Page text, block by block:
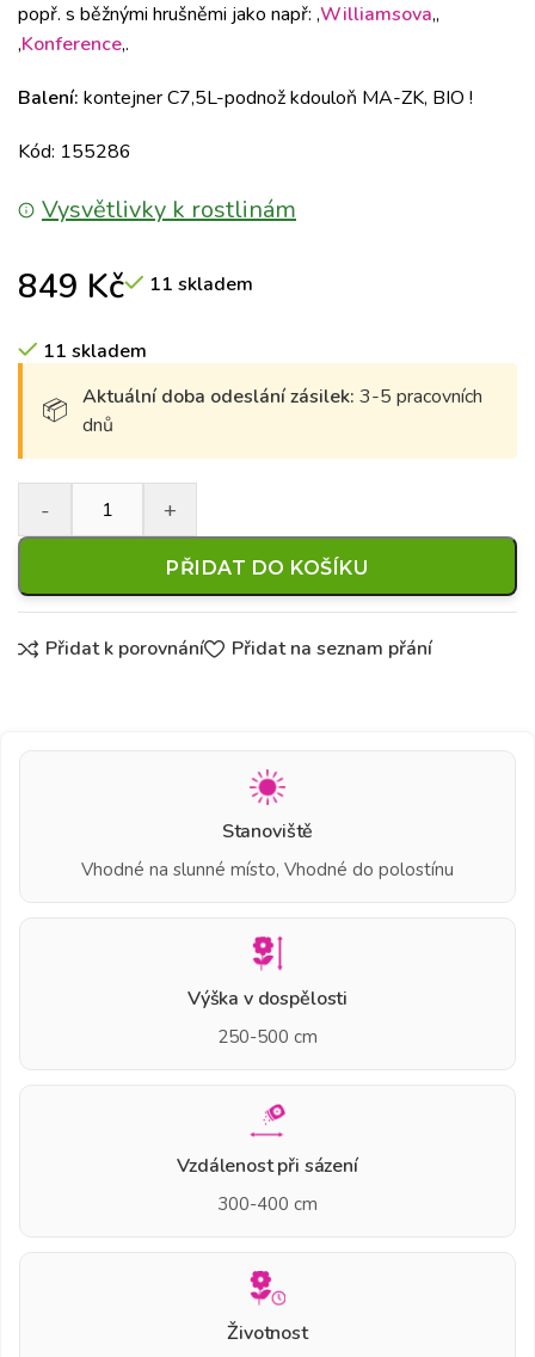
popř. s běžnými hrušněmi jako např: ‚Williamsova‚,
‚Konference‚.
Balení: kontejner C7,5L-podnož kdouloň MA-ZK, BIO !
Kód: 155286
Vysvětlivky k rostlinám
849 Kč 11 skladem
11 skladem
Aktuální doba odeslání zásilek: 3-5 pracovních
dnů
PŘIDAT DO KOŠÍKU
Přidat k porovnání Přidat na seznam přání
Stanoviště
Vhodné na slunné místo, Vhodné do polostínu
Výška v dospělosti
250-500 cm
Vzdálenost při sázení
300-400 cm
Životnost